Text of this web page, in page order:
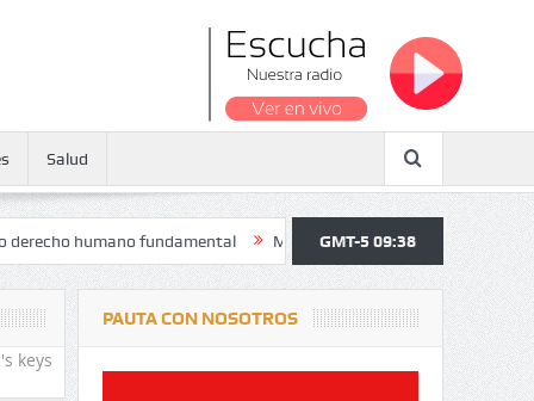
Salud
fundamental Maratón atendió a más de 38.000 jóvenes y
GMT-5 09:38
keys
PAUTA CON NOSOTROS